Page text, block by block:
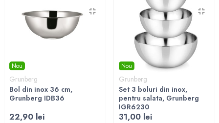
Nou
Grunberg
Bol din inox 36 cm,
Grunberg IDB36
22,90 lei
Nou
Grunberg
Set 3 boluri din inox,
pentru salata, Grunberg
IGR6230
31,00 lei